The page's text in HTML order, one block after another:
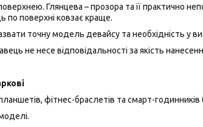
Глянцева – прозора та її практично
по поверхні ковзає краще.
точну модель девайсу та необхідність у
не несе відповідальності за якість
фітнес-браслетів та смарт-